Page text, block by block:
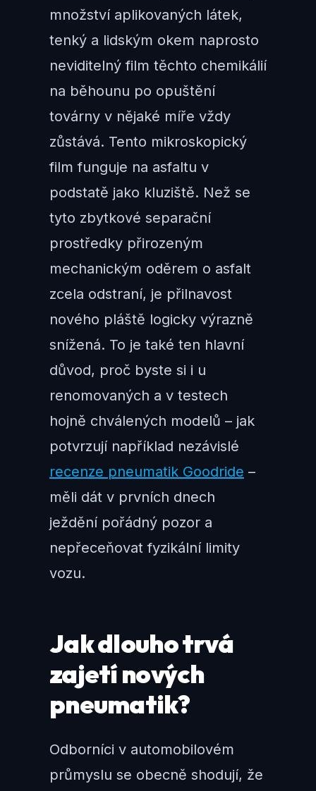
množství aplikovaných látek,
tenký a lidským okem naprosto
neviditelný film těchto chemikálií
na běhounu po opuštění
továrny v nějaké míře vždy
zůstává. Tento mikroskopický
film funguje na asfaltu v
podstatě jako kluziště. Než se
tyto zbytkové separační
prostředky přirozeným
mechanickým oděrem o asfalt
zcela odstraní, je přilnavost
nového pláště logicky výrazně
snížená. To je také ten hlavní
důvod, proč byste si i u
renomovaných a v testech
hojně chválených modelů – jak
potvrzují například nezávislé
recenze pneumatik Goodride –
měli dát v prvních dnech
ježdění pořádný pozor a
nepřeceňovat fyzikální limity
vozu.
Jak dlouho trvá
zajetí nových
pneumatik?
Odborníci v automobilovém
průmyslu se obecně shodují, že